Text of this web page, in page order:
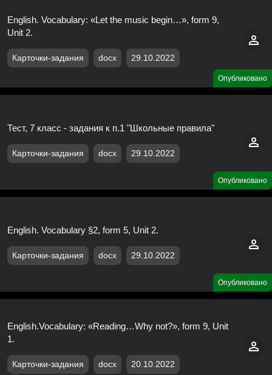
Опубликовано
English. Vocabulary: «Let the music begin…», form 9,
Unit 2.
Карточки-задания docx 29.10.2022
Опубликовано
Тест, 7 класс - задания к п.1 "Школьные правила"
Карточки-задания docx 29.10.2022
Опубликовано
English. Vocabulary §2, form 5, Unit 2.
Карточки-задания docx 29.10.2022
English.Vocabulary: «Reading…Why not?», form 9, Unit
1.
Карточки-задания docx 20.10.2022